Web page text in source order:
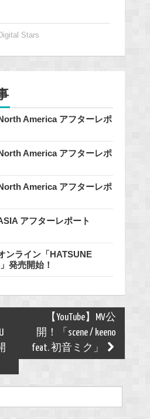
Stars
America アフターレポ
America アフターレポ
America アフターレポ
アフターレポート
ンライン「HATSUNE
発売開始！
【YouTube】MV公
開！「scene / keeno
feat. 初音ミク」